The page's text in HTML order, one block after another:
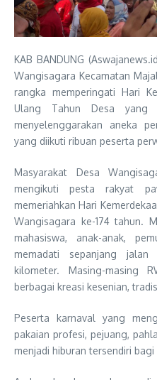
KAB BANDUNG
Wangisagara Kecamatan
rangka memperingati Hari
Ulang Tahun Desa yang
menyelenggarakan aneka
yang diikuti ribuan peserta
Masyarakat Desa
mengikuti pesta rakyat
memeriahkan Hari
Wangisagara ke-174 tahun.
mahasiswa, anak-anak,
memadati sepanjang
kilometer. Masing-masing
berbagai kreasi kesenian,
Peserta karnaval yang
pakaian profesi, pejuang,
menjadi hiburan tersendiri bagi